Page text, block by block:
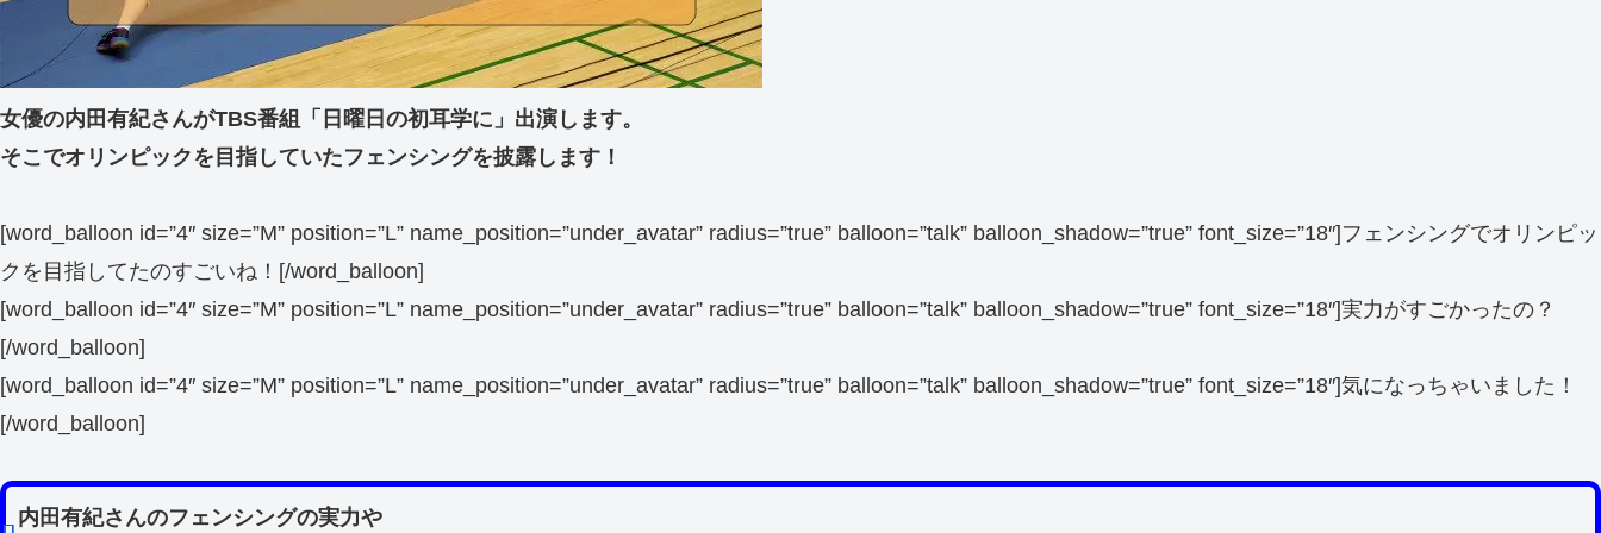
女優の内田有紀さんがTBS番組「日曜日の初耳学に」出演します。
そこでオリンピックを目指していたフェンシングを披露します！
[word_balloon id=”4″ size=”M” position=”L” name_position=”under_avatar” radius=”true” balloon=”talk” balloon_shadow=”true” font_size=”18″]フェンシングでオリンピッ
クを目指してたのすごいね！[/word_balloon]
[word_balloon id=”4″ size=”M” position=”L” name_position=”under_avatar” radius=”true” balloon=”talk” balloon_shadow=”true” font_size=”18″]実力がすごかったの？
[/word_balloon]
[word_balloon id=”4″ size=”M” position=”L” name_position=”under_avatar” radius=”true” balloon=”talk” balloon_shadow=”true” font_size=”18″]気になっちゃいました！
[/word_balloon]
内田有紀さんのフェンシングの実力や